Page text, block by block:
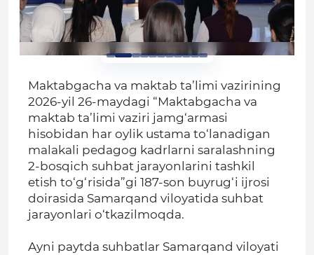
Maktabgacha va maktab ta’limi vazirining
2026-yil 26-maydagi “Maktabgacha va
maktab ta’limi vaziri jamg‘armasi
hisobidan har oylik ustama to‘lanadigan
malakali pedagog kadrlarni saralashning
2-bosqich suhbat jarayonlarini tashkil
etish to‘g‘risida”gi 187-son buyrug‘i ijrosi
doirasida Samarqand viloyatida suhbat
jarayonlari o‘tkazilmoqda.
Ayni paytda suhbatlar Samarqand viloyati